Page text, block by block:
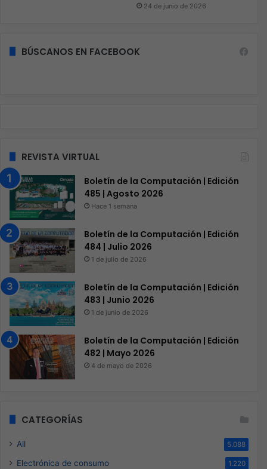
24 de junio de 2026
BÚSCANOS EN FACEBOOK
REVISTA VIRTUAL
Boletín de la Computación | Edición
485 | Agosto 2026
Hace 1 semana
Boletín de la Computación | Edición
484 | Julio 2026
1 de julio de 2026
Boletín de la Computación | Edición
483 | Junio 2026
1 de junio de 2026
Boletín de la Computación | Edición
482 | Mayo 2026
4 de mayo de 2026
CATEGORÍAS
All 5.088
Electrónica de consumo 1.220